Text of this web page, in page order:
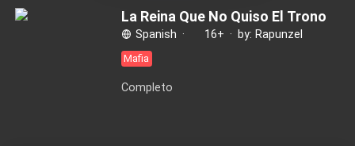
La Reina Que No Quiso El Trono
Spanish · 16+ · by: Rapunzel
Mafia
Completo